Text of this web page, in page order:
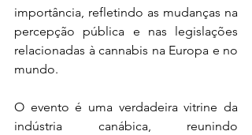
importância, refletindo as mudanças na
percepção pública e nas legislações
relacionadas à cannabis na Europa e no
mundo.
O evento é uma verdadeira vitrine da
indústria canábica, reunindo